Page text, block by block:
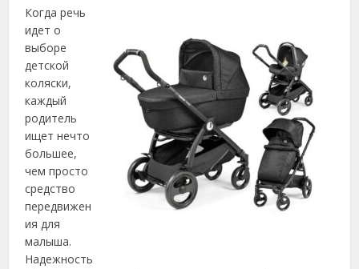
Когда речь
идет о
выборе
детской
коляски,
каждый
родитель
ищет нечто
большее,
чем просто
средство
передвижен
ия для
малыша.
Надежность